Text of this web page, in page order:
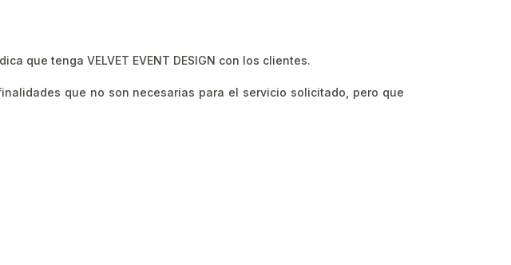
que tenga VELVET EVENT DESIGN con los clientes.
que no son necesarias para el servicio solicitado, pero que